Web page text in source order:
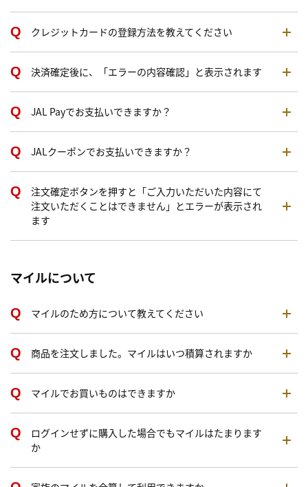
クレジットカードの登録方法を教えてください
決済確定後に、「エラーの内容確認」と表示されます
JAL Payでお支払いできますか？
JALクーポンでお支払いできますか？
注文確定ボタンを押すと「ご入力いただいた内容にて
注文いただくことはできません」とエラーが表示され
ます
マイルについて
マイルのため方について教えてください
商品を注文しました。マイルはいつ積算されますか
マイルでお買いものはできますか
ログインせずに購入した場合でもマイルはたまります
か